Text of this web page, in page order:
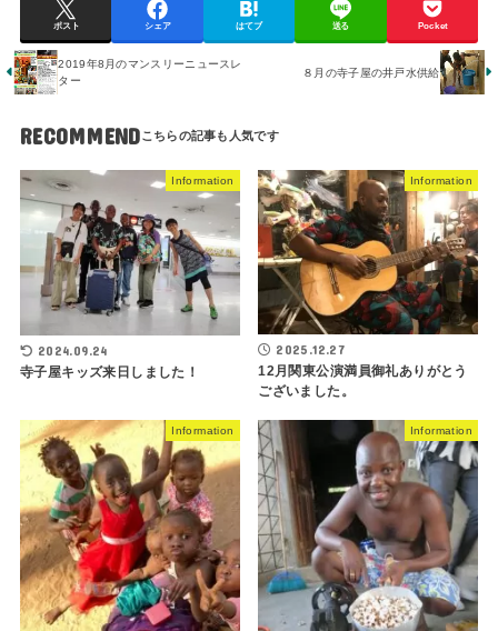
ポスト シェア はてブ 送る Pocket
2019年8月のマンスリーニュースレ
ター
８月の寺子屋の井戸水供給
RECOMMEND
Information
2024.09.24
寺子屋キッズ来日しました！
Information
2025.12.27
12月関東公演満員御礼ありがとう
ございました。
Information Information